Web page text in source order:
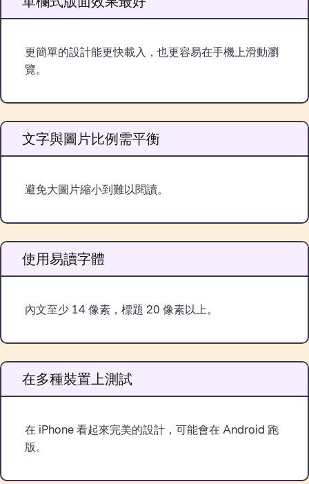
更簡單的設計能更快載入，也更容易在手機上滑動瀏
覽。
文字與圖片比例需平衡
避免大圖片縮小到難以閱讀。
使用易讀字體
內文至少 14 像素，標題 20 像素以上。
在多種裝置上測試
在 iPhone 看起來完美的設計，可能會在 Android 跑
版。